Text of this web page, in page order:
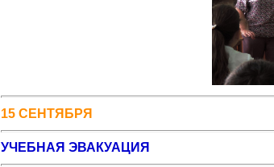
15 СЕНТЯБРЯ
УЧЕБНАЯ ЭВАКУАЦИЯ